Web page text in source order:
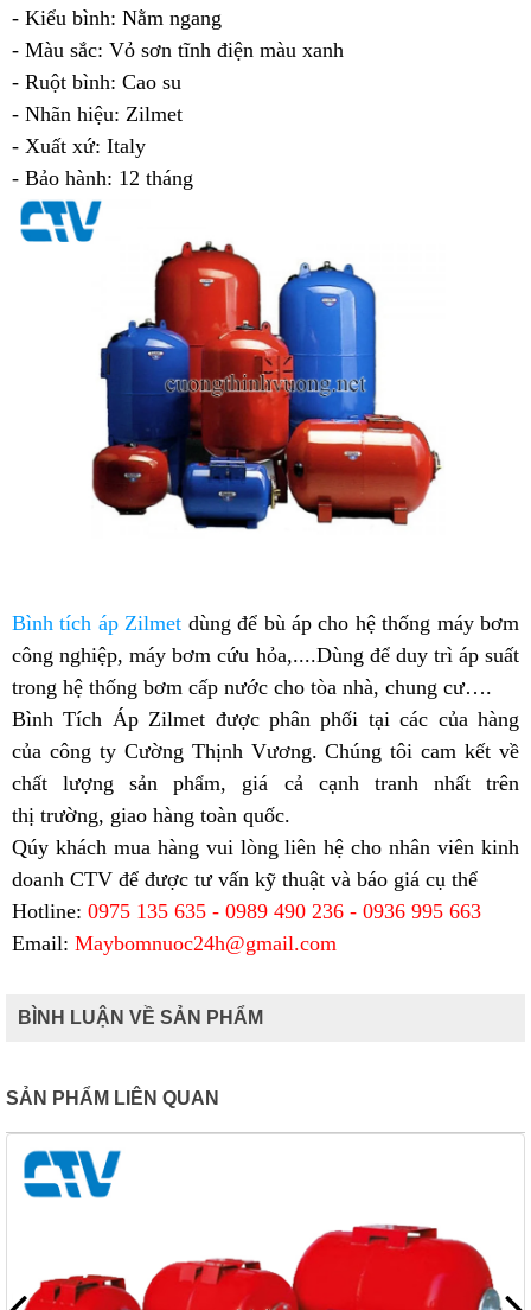
- Kiểu bình: Nằm ngang
- Màu sắc: Vỏ sơn tĩnh điện màu xanh
- Ruột bình: Cao su
- Nhãn hiệu: Zilmet
- Xuất xứ: Italy
- Bảo hành: 12 tháng
Bình tích áp Zilmet dùng để bù áp cho hệ thống máy bơm
công nghiệp, máy bơm cứu hỏa,....Dùng để duy trì áp suất
trong hệ thống bơm cấp nước cho tòa nhà, chung cư….
Bình Tích Áp Zilmet được phân phối tại các của hàng
của công ty Cường Thịnh Vương. Chúng tôi cam kết về
chất lượng sản phẩm, giá cả cạnh tranh nhất trên
thị trường, giao hàng toàn quốc.
Qúy khách mua hàng vui lòng liên hệ cho nhân viên kinh
doanh CTV để được tư vấn kỹ thuật và báo giá cụ thể
Hotline: 0975 135 635 - 0989 490 236 - 0936 995 663
Email: Maybomnuoc24h@gmail.com
BÌNH LUẬN VỀ SẢN PHẨM
SẢN PHẨM LIÊN QUAN